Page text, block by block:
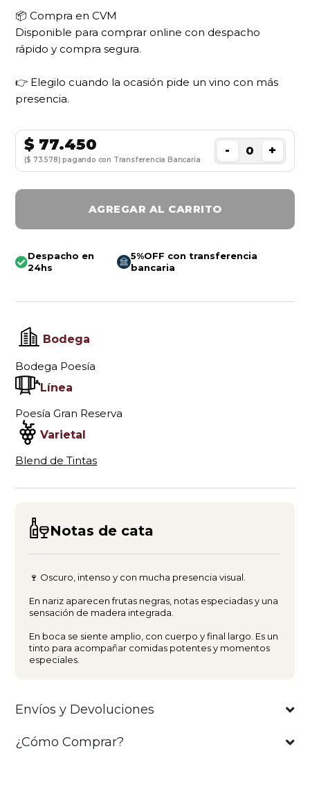
📦 Compra en CVM
Disponible para comprar online con despacho
rápido y compra segura.
👉 Elegilo cuando la ocasión pide un vino con más
presencia.
$77.450
($ 73.578) pagando con Transferencia Bancaria
- +
AGREGAR AL CARRITO
Despacho en
24hs
5%OFF con transferencia
bancaria
Bodega
Bodega Poesía
Línea
Poesía Gran Reserva
Varietal
Blend de Tintas
Envíos y Devoluciones
¿Cómo Comprar?
Notas de cata
🍷 Oscuro, intenso y con mucha presencia visual.
En nariz aparecen frutas negras, notas especiadas y una
sensación de madera integrada.
En boca se siente amplio, con cuerpo y final largo. Es un
tinto para acompañar comidas potentes y momentos
especiales.